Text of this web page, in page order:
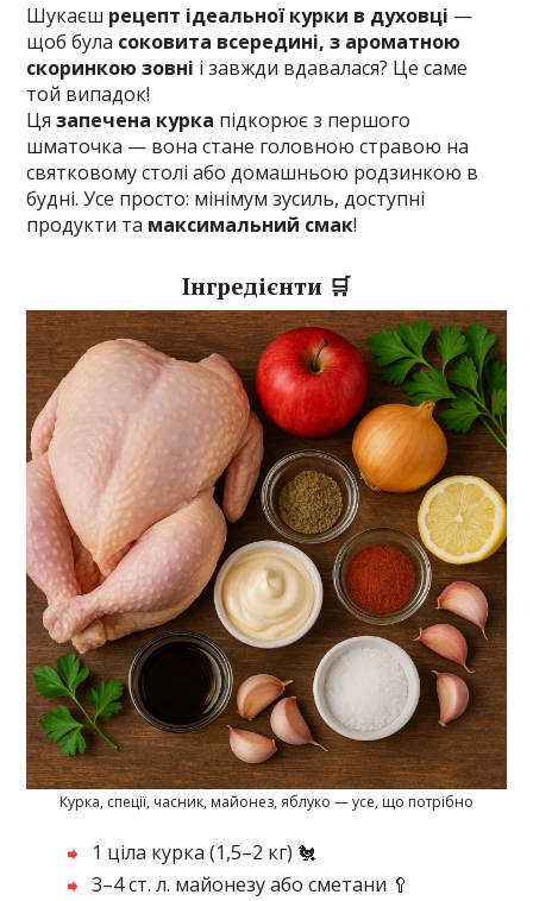
Шукаєш рецепт ідеальної курки в духовці —
щоб була соковита всередині, з ароматною
скоринкою зовні і завжди вдавалася? Це саме
той випадок!
Цязапечена курка підкорює з першого
шматочка — вона стане головною стравою на
святковому столі або домашньою родзинкою в
будні. Усе просто: мінімум зусиль, доступні
продукти та максимальний смак!
Інгредієнти 🛒
Курка, спеції, часник, майонез, яблуко — усе, що потрібно
1 ціла курка (1,5–2 кг) 🐔
3–4 ст. л. майонезу або сметани 🥄